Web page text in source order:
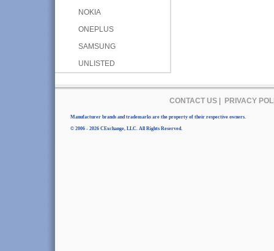
NOKIA
ONEPLUS
SAMSUNG
UNLISTED
CONTACT US| PRIVACY
Manufacturer brands and trademarks are the property of their respective owners.
© 2006 - 2026 CExchange, LLC. All Rights Reserved.